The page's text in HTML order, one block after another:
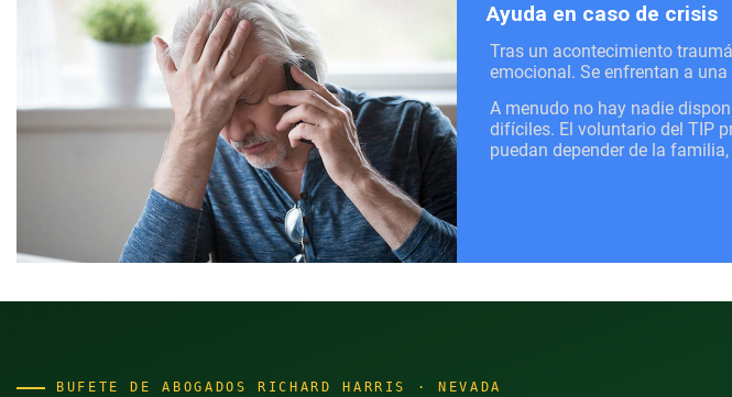
Ayuda en caso de crisis
Tras un acontecimiento
emocional. Se enfrentan a
A menudo no hay nadie
difíciles. El voluntario del TIP
puedan depender de la
BUFETE DE ABOGADOS RICHARD HARRIS · NEVADA